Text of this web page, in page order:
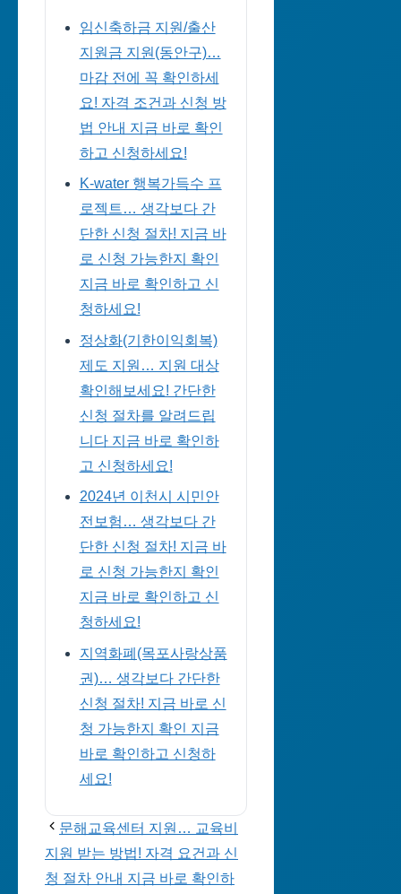
임신축하금 지원/출산
지원금 지원(동안구)…
마감 전에 꼭 확인하세
요! 자격 조건과 신청 방
법 안내 지금 바로 확인
하고 신청하세요!
K-water 행복가득수 프
로젝트… 생각보다 간
단한 신청 절차! 지금 바
로 신청 가능한지 확인
지금 바로 확인하고 신
청하세요!
정상화(기한이익회복)
제도 지원… 지원 대상
확인해보세요! 간단한
신청 절차를 알려드립
니다 지금 바로 확인하
고 신청하세요!
2024년 이천시 시민안
전보험… 생각보다 간
단한 신청 절차! 지금 바
로 신청 가능한지 확인
지금 바로 확인하고 신
청하세요!
지역화폐(목포사랑상품
권)… 생각보다 간단한
신청 절차! 지금 바로 신
청 가능한지 확인 지금
바로 확인하고 신청하
세요!
문해교육센터 지원… 교육비
지원 받는 방법! 자격 요건과 신
청 절차 안내 지금 바로 확인하